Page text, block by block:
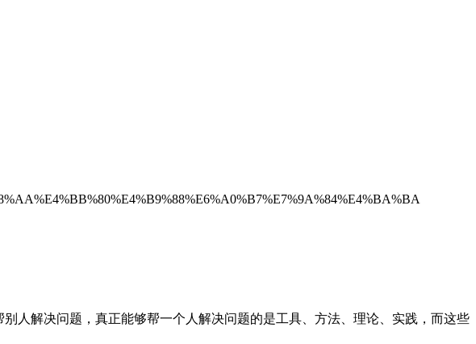
人解决问题，真正能够帮一个人解决问题的是工具、方法、理论、实践，而这些